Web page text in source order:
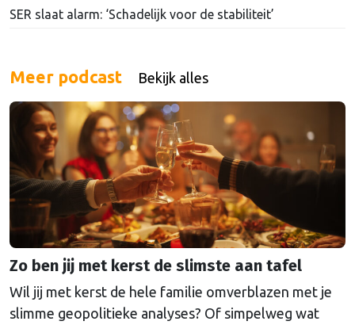
SER slaat alarm: ‘Schadelijk voor de stabiliteit’
Meer podcast Bekijk alles
Zo ben jij met kerst de slimste aan tafel
Wil jij met kerst de hele familie omverblazen met je
slimme geopolitieke analyses? Of simpelweg wat